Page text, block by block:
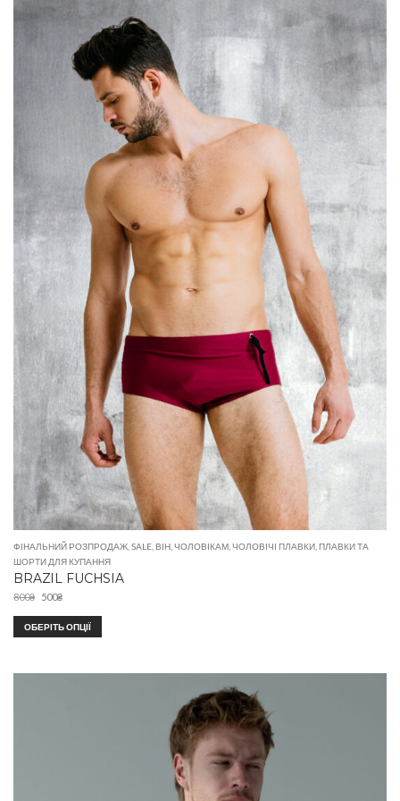
ФІНАЛЬНИЙ РОЗПРОДАЖ SALE ВІН ЧОЛОВІКАМ ЧОЛОВІЧІ ПЛАВКИ ПЛАВКИ ТА
ШОРТИ ДЛЯ КУПАННЯ
BRAZIL FUCHSIA
800₴ 500₴
ОБЕРІТЬ ОПЦІЇ